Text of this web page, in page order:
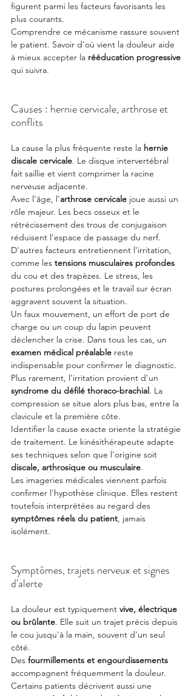
figurent parmi les facteurs favorisants les
plus courants.
Comprendre ce mécanisme rassure souvent
le patient. Savoir d'où vient la douleur aide
à mieux accepter la rééducation progressive
qui suivra.
Causes : hernie cervicale, arthrose et
conflits
La cause la plus fréquente reste la hernie
discale cervicale. Le disque intervertébral
fait saillie et vient comprimer la racine
nerveuse adjacente.
Avec l'âge, l'arthrose cervicale joue aussi un
rôle majeur. Les becs osseux et le
rétrécissement des trous de conjugaison
réduisent l'espace de passage du nerf.
D'autres facteurs entretiennent l'irritation,
comme les tensions musculaires profondes
du cou et des trapèzes. Le stress, les
postures prolongées et le travail sur écran
aggravent souvent la situation.
Un faux mouvement, un effort de port de
charge ou un coup du lapin peuvent
déclencher la crise. Dans tous les cas, un
examen médical préalable reste
indispensable pour confirmer le diagnostic.
Plus rarement, l'irritation provient d'un
syndrome du défilé thoraco-brachial . La
compression se situe alors plus bas, entre la
clavicule et la première côte.
Identifier la cause exacte oriente la stratégie
de traitement. Le kinésithérapeute adapte
ses techniques selon que l'origine soit
discale, arthrosique ou musculaire.
Les imageries médicales viennent parfois
confirmer l'hypothèse clinique. Elles restent
toutefois interprétées au regard des
symptômes réels du patient, jamais
isolément.
Symptômes, trajets nerveux et signes
d'alerte
La douleur est typiquement vive, électrique
ou brûlante. Elle suit un trajet précis depuis
le cou jusqu'à la main, souvent d'un seul
côté.
Des fourmillements et engourdissements
accompagnent fréquemment la douleur.
Certains patients décrivent aussi une